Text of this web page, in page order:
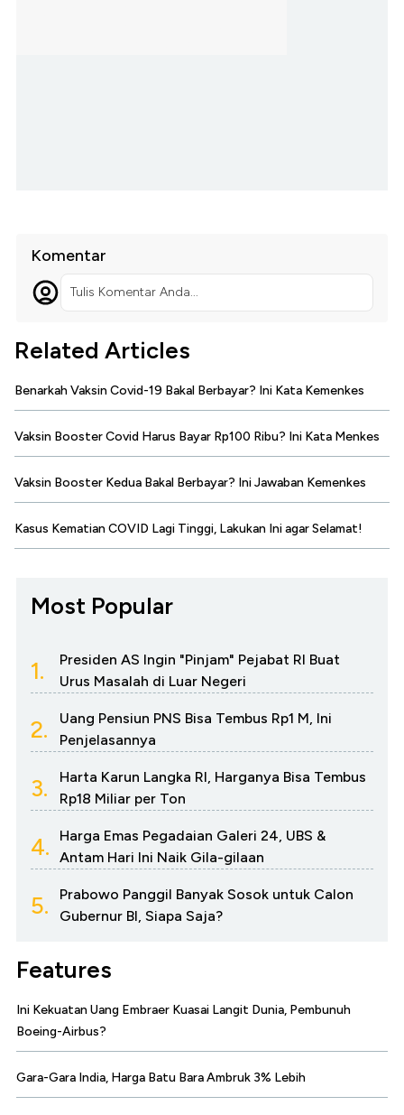
Komentar
Tulis Komentar Anda...
Related Articles
Benarkah Vaksin Covid-19 Bakal Berbayar? Ini Kata Kemenkes
Vaksin Booster Covid Harus Bayar Rp100 Ribu? Ini Kata Menkes
Vaksin Booster Kedua Bakal Berbayar? Ini Jawaban Kemenkes
Kasus Kematian COVID Lagi Tinggi, Lakukan Ini agar Selamat!
Most Popular
1.
Presiden AS Ingin "Pinjam" Pejabat RI Buat
Urus Masalah di Luar Negeri
2.
Uang Pensiun PNS Bisa Tembus Rp1 M, Ini
Penjelasannya
3.
Harta Karun Langka RI, Harganya Bisa Tembus
Rp18 Miliar per Ton
4.
Harga Emas Pegadaian Galeri 24, UBS &
Antam Hari Ini Naik Gila-gilaan
5.
Prabowo Panggil Banyak Sosok untuk Calon
Gubernur BI, Siapa Saja?
Features
Ini Kekuatan Uang Embraer Kuasai Langit Dunia, Pembunuh
Boeing-Airbus?
Gara-Gara India, Harga Batu Bara Ambruk 3% Lebih